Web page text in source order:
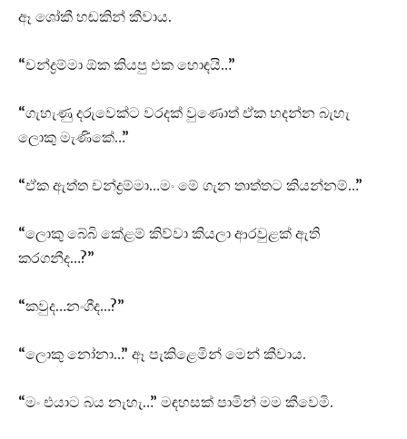
ඈ ශෝකී හඬකින් කීවාය.
“චන්ද්‍රම්මා ඕක කියපු එක හොඳයි…”
“ගැහැණු දරුවෙක්ට වරදක් වුණොත් ඒක හදන්න බැහැ
ලොකු මැණිකේ…”
“ඒක ඇත්ත චන්ද්‍රම්මා…මං මේ ගැන තාත්තට කියන්නම්…”
“ලොකු බේබි කේළම් කිව්වා කියලා ආරවුළක් ඇති
කරගනීද…?”
“කවුද…නංගීද…?”
“ලොකු නෝනා…” ඈ පැකිළෙමින් මෙන් කීවාය.
“මං එයාට බය නැහැ…” මඳහසක් පාමින් මම කීවෙමි.